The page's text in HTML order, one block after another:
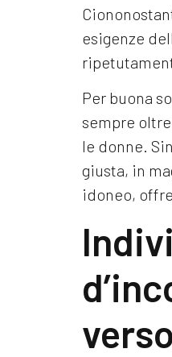
esigenze
Per buona
sempre
le donne.
giusta, in
idoneo,